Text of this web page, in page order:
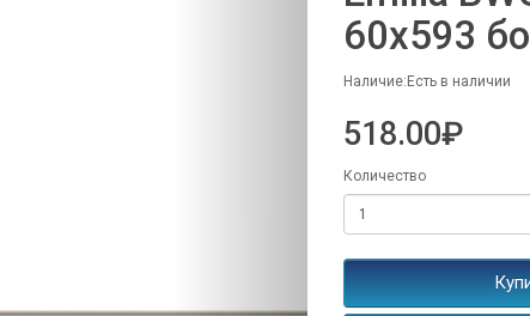
60x593
Наличие:Есть в наличии
518.00₽
Количество